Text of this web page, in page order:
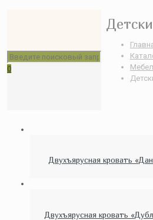
0
Двухъярусная кровать
Двухъярусная кровать